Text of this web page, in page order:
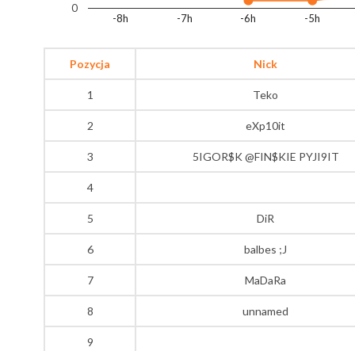
-8h -7h -6h -5h
0
Pozycja Nick
1 Teko
2 eXp10it
3 5IGOR$K @FIN$KIE PYJI9IT
4
5 DiR
6 balbes ;J
7 MaDaRa
8 unnamed
9